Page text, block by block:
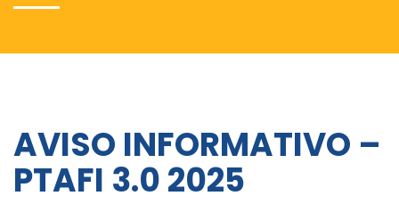
AVISO INFORMATIVO –
PTAFI 3.0 2025